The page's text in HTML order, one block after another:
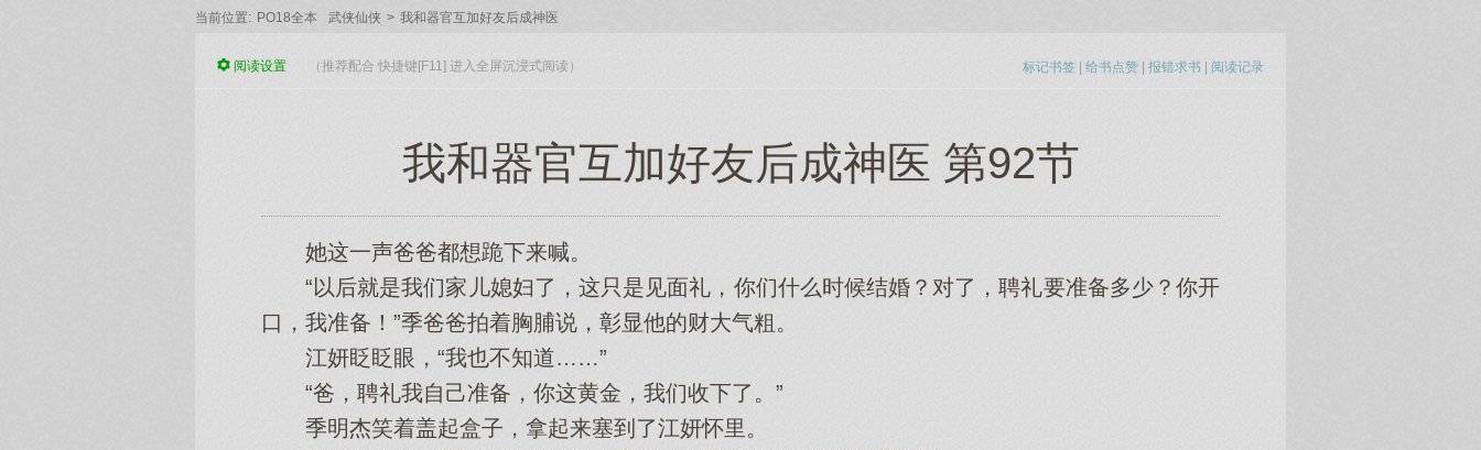
当前位置: PO18全本 武侠仙侠 > 我和器官互加好友后成神医
标记书签 | 给书点赞 | 报错求书 | 阅读记录
阅读设置 （推荐配合 快捷键[F11] 进入全屏沉浸式阅读）
我和器官互加好友后成神医 第92节
她‌这一声爸爸都想‌跪下‌来喊。
“以后就是我们家儿‌媳妇了，这只是见面礼，你们什么时候结婚？对了，聘礼要准备多少？你开
口，我准备！”季爸爸拍着胸脯说，彰显他‌的财大气‌粗。
江妍眨眨眼，“我也不知道……”
“爸，聘礼我自己准备，你这黄金，我们收下‌了。”
季明杰笑着盖起盒子，拿起来塞到了江妍怀里。